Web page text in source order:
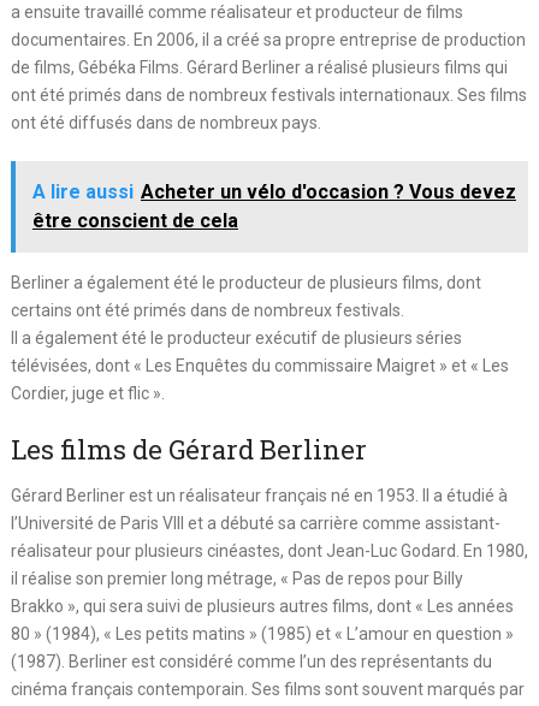
a ensuite travaillé comme réalisateur et producteur de films
documentaires. En 2006, il a créé sa propre entreprise de production
de films, Gébéka Films. Gérard Berliner a réalisé plusieurs films qui
ont été primés dans de nombreux festivals internationaux. Ses films
ont été diffusés dans de nombreux pays.
A lire aussi Acheter un vélo d'occasion ? Vous devez
être conscient de cela
Berliner a également été le producteur de plusieurs films, dont
certains ont été primés dans de nombreux festivals.
Il a également été le producteur exécutif de plusieurs séries
télévisées, dont « Les Enquêtes du commissaire Maigret » et « Les
Cordier, juge et flic ».
Les films de Gérard Berliner
Gérard Berliner est un réalisateur français né en 1953. Il a étudié à
l’Université de Paris VIII et a débuté sa carrière comme assistant-
réalisateur pour plusieurs cinéastes, dont Jean-Luc Godard. En 1980,
il réalise son premier long métrage, « Pas de repos pour Billy
Brakko », qui sera suivi de plusieurs autres films, dont « Les années
80 » (1984), « Les petits matins » (1985) et « L’amour en question »
(1987). Berliner est considéré comme l’un des représentants du
cinéma français contemporain. Ses films sont souvent marqués par